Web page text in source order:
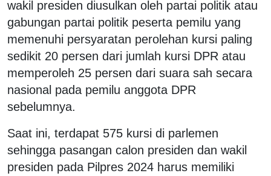
wakil presiden diusulkan oleh partai politik atau
gabungan partai politik peserta pemilu yang
memenuhi persyaratan perolehan kursi paling
sedikit 20 persen dari jumlah kursi DPR atau
memperoleh 25 persen dari suara sah secara
nasional pada pemilu anggota DPR
sebelumnya.
Saat ini, terdapat 575 kursi di parlemen
sehingga pasangan calon presiden dan wakil
presiden pada Pilpres 2024 harus memiliki